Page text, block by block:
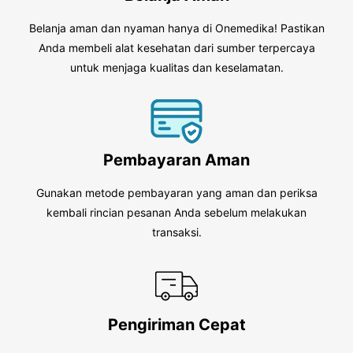
Belanja aman dan nyaman hanya di Onemedika! Pastikan
Anda membeli alat kesehatan dari sumber terpercaya
untuk menjaga kualitas dan keselamatan.
Pembayaran Aman
Gunakan metode pembayaran yang aman dan periksa
kembali rincian pesanan Anda sebelum melakukan
transaksi.
Pengiriman Cepat